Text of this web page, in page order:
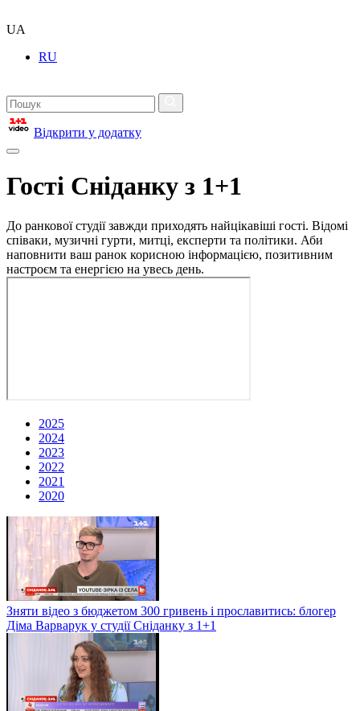
UA
RU
Відкрити у додатку
Гості Сніданку з 1+1
До ранкової студії завжди приходять найцікавіші гості. Відомі
співаки, музичні гурти, митці, експерти та політики. Аби
наповнити ваш ранок корисною інформацією, позитивним
настроєм та енергією на увесь день.
2025
2024
2023
2022
2021
2020
Зняти відео з бюджетом 300 гривень і прославитись: блогер
Діма Варварук у студії Сніданку з 1+1